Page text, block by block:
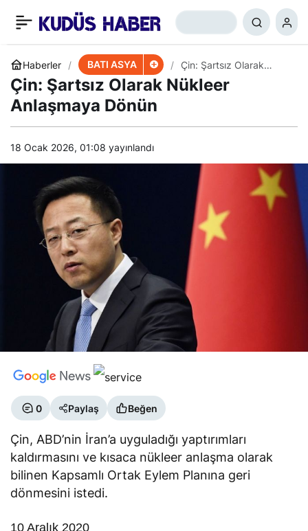
Haberler BATI ASYA
Çin: Şartsız Olarak
Nükleer Anlaşmaya
Dönün
Çin: Şartsız Olarak Nükleer
Anlaşmaya Dönün
18 Ocak 2026, 01:08 yayınlandı
0 Paylaş Beğen
Çin, ABD’nin İran’a uyguladığı yaptırımları
kaldırmasını ve kısaca nükleer anlaşma olarak
bilinen Kapsamlı Ortak Eylem Planına geri
dönmesini istedi.
10 Aralık 2020
Lübnan-Gazze
Sınırındaki Hareketlilik
Neyin İşareti?
+ 0 Paylaş